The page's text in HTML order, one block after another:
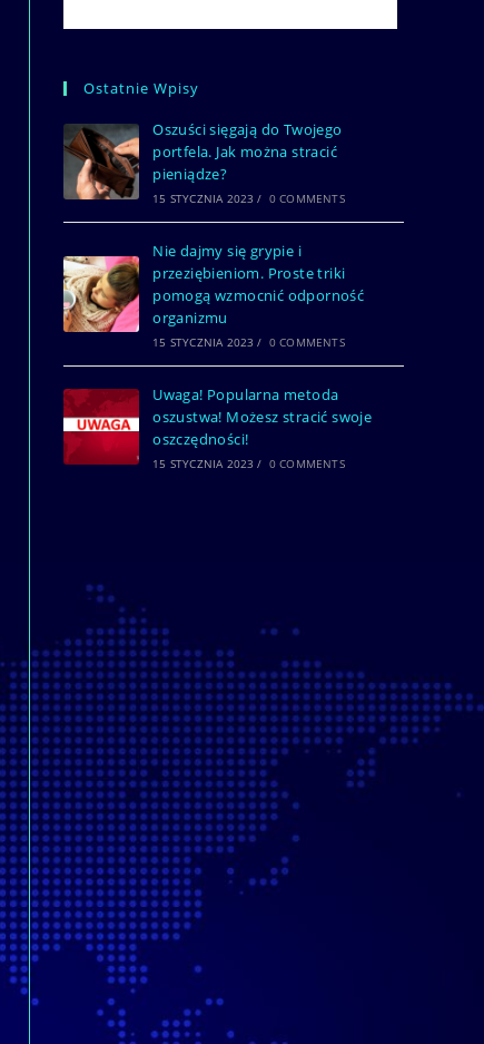
Ostatnie Wpisy
Oszuści sięgają do Twojego
portfela. Jak można stracić
pieniądze?
15 STYCZNIA 2023 / 0 COMMENTS
Nie dajmy się grypie i
przeziębieniom. Proste triki
pomogą wzmocnić odporność
organizmu
15 STYCZNIA 2023 / 0 COMMENTS
Uwaga! Popularna metoda
oszustwa! Możesz stracić swoje
oszczędności!
15 STYCZNIA 2023 / 0 COMMENTS